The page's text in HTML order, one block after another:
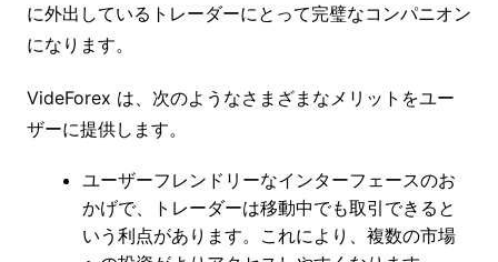
に外出しているトレーダーにとって完璧なコンパニオン
になります。
VideForex は、次のようなさまざまなメリットをユー
ザーに提供します。
ユーザーフレンドリーなインターフェースのお
かげで、トレーダーは移動中でも取引できると
いう利点があります。これにより、複数の市場